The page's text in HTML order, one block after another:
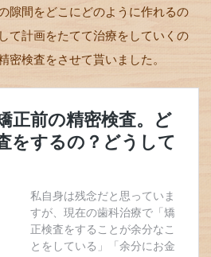
隙間をどこにどのように作れるの
て計画をたてて治療をしていくの
密検査をさせて貰いました。